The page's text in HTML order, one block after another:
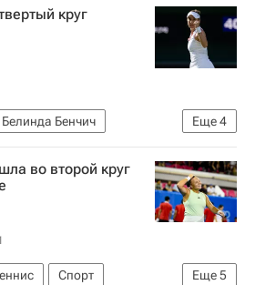
круг
Еще4
Белинда Бенчич
Сорана Кырстя
во второй круг
Еще5
Спорт